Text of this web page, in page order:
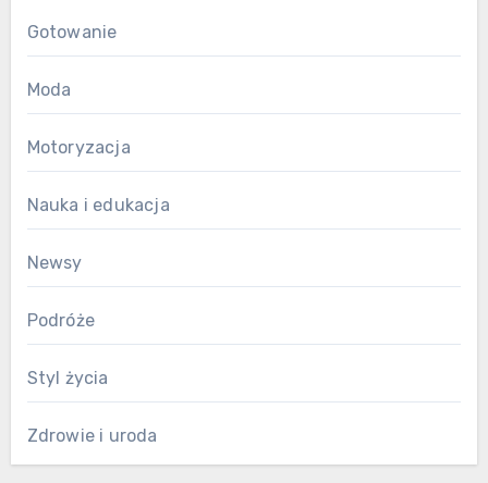
Gotowanie
Moda
Motoryzacja
Nauka i edukacja
Newsy
Podróże
Styl życia
Zdrowie i uroda